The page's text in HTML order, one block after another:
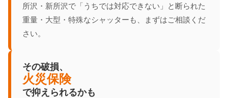
所沢・新所沢で「うちでは対応できない」と断られた
重量・大型・特殊なシャッターも、まずはご相談くだ
さい。
その破損、
火災保険
で抑えられるかも